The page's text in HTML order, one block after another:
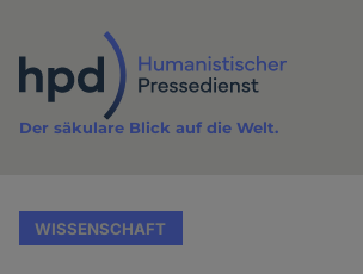
Inhalt
Der säkulare Blick auf die Welt.
WISSENSCHAFT